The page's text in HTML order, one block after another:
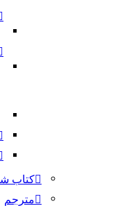
کتاب
مترجم